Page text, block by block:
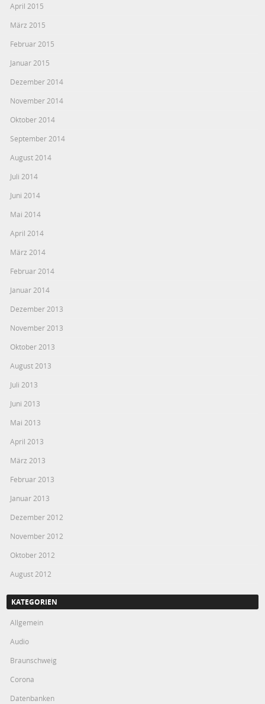
April 2015
März 2015
Februar 2015
Januar 2015
Dezember 2014
November 2014
Oktober 2014
September 2014
August 2014
Juli 2014
Juni 2014
Mai 2014
April 2014
März 2014
Februar 2014
Januar 2014
Dezember 2013
November 2013
Oktober 2013
August 2013
Juli 2013
Juni 2013
Mai 2013
April 2013
März 2013
Februar 2013
Januar 2013
Dezember 2012
November 2012
Oktober 2012
August 2012
KATEGORIEN
Allgemein
Audio
Braunschweig
Corona
Datenbanken